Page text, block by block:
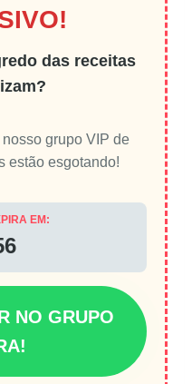
das receitas
grupo VIP de
estão esgotando!
EM:
NO GRUPO